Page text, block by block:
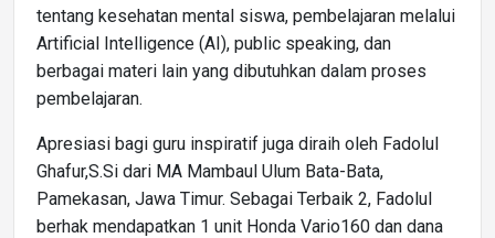
tentang kesehatan mental siswa, pembelajaran melalui
Artificial Intelligence (AI), public speaking, dan
berbagai materi lain yang dibutuhkan dalam proses
pembelajaran.
Apresiasi bagi guru inspiratif juga diraih oleh Fadolul
Ghafur,S.Si dari MA Mambaul Ulum Bata-Bata,
Pamekasan, Jawa Timur. Sebagai Terbaik 2, Fadolul
berhak mendapatkan 1 unit Honda Vario160 dan dana